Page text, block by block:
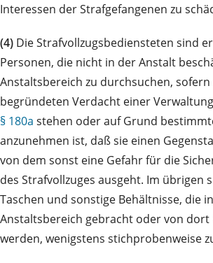
Interessen der Strafgefangenen zu
(4) Die Strafvollzugsbediensteten sind
Personen, die nicht in der Anstalt
Anstaltsbereich zu durchsuchen, sofern
begründeten Verdacht einer
§ 180a stehen oder auf Grund
anzunehmen ist, daß sie einen
von dem sonst eine Gefahr für die
des Strafvollzuges ausgeht. Im übrigen
Taschen und sonstige Behältnisse, die
Anstaltsbereich gebracht oder von
werden, wenigstens stichprobenweise